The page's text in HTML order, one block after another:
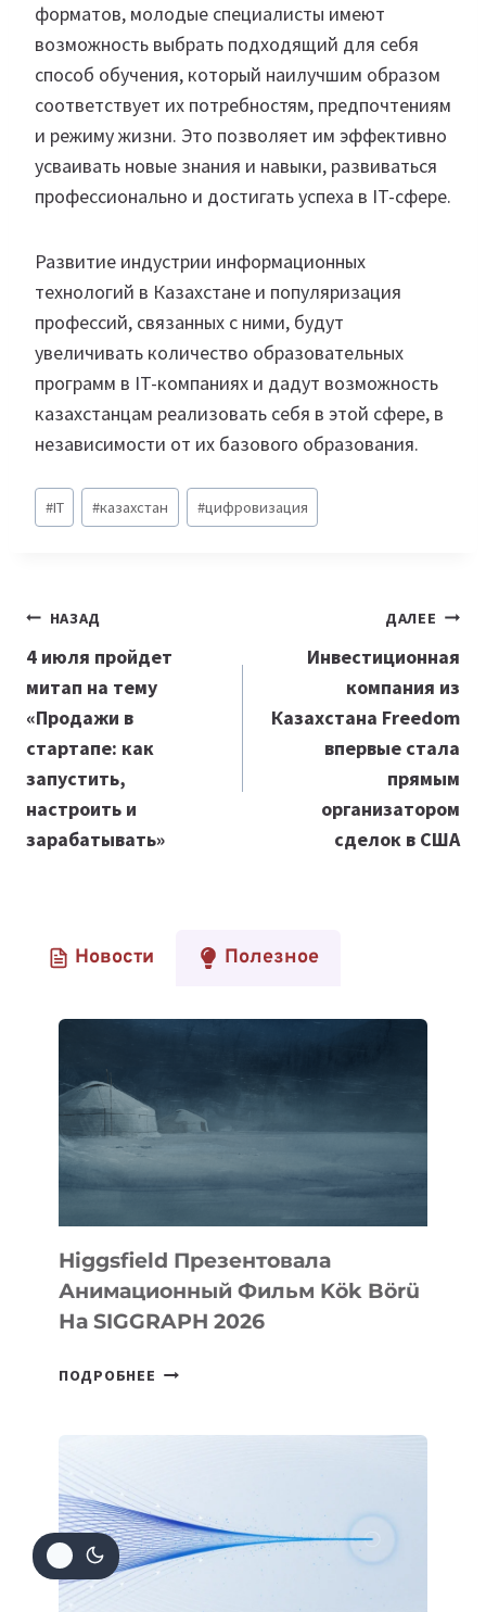
форматов, молодые специалисты имеют
возможность выбрать подходящий для себя
способ обучения, который наилучшим образом
соответствует их потребностям, предпочтениям
и режиму жизни. Это позволяет им эффективно
усваивать новые знания и навыки, развиваться
профессионально и достигать успеха в IT-сфере.
Развитие индустрии информационных
технологий в Казахстане и популяризация
профессий, связанных с ними, будут
увеличивать количество образовательных
программ в IT-компаниях и дадут возможность
казахстанцам реализовать себя в этой сфере, в
независимости от их базового образования.
Метки
записи:
#IT #казахстан #цифровизация
Навигация
по
записям
НАЗАД
4 июля пройдет
митап на тему
«Продажи в
стартапе: как
запустить,
настроить и
зарабатывать»
ДАЛЕЕ
Инвестиционная
компания из
Казахстана Freedom
впервые стала
прямым
организатором
сделок в США
Новости Полезное
Higgsfield Презентовала
Анимационный Фильм Kök Börü
На SIGGRAPH 2026
ПОДРОБНЕЕ HIGGSFIELD
BÖRÜ
НА
SIGGRAPH